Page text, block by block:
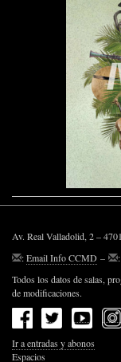
Av. Real Valladolid, 2 –
:Email Info CCMD – :
Todos los datos de salas,
de modificaciones.
Ir a entradas y abonos
Espacios